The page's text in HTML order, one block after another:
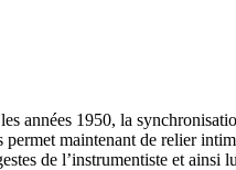
années 1950, la
maintenant de relier
de l’instrumentiste et ainsi